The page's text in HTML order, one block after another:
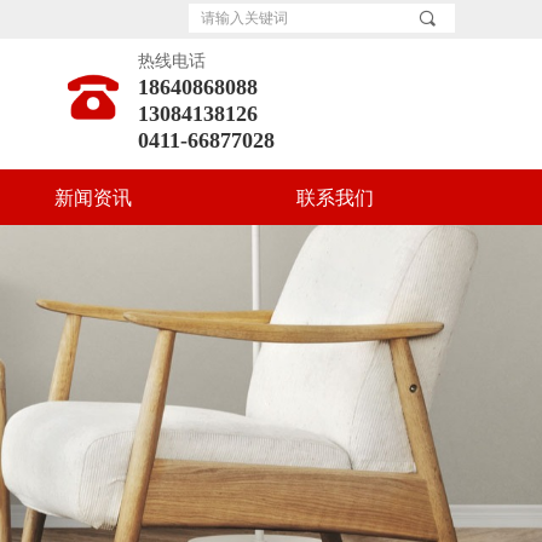
끠
新闻资讯 联系我们
热线电话
18640868088
13084138126
0411-66877028